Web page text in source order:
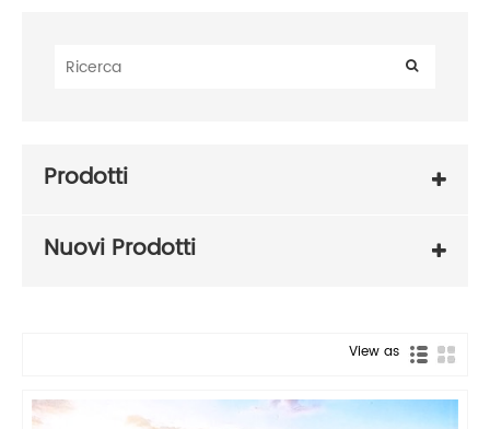
Prodotti
Nuovi Prodotti
View as